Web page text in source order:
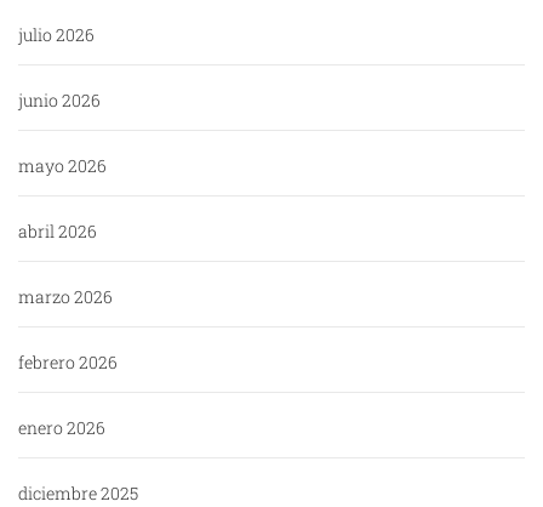
julio 2026
junio 2026
mayo 2026
abril 2026
marzo 2026
febrero 2026
enero 2026
diciembre 2025